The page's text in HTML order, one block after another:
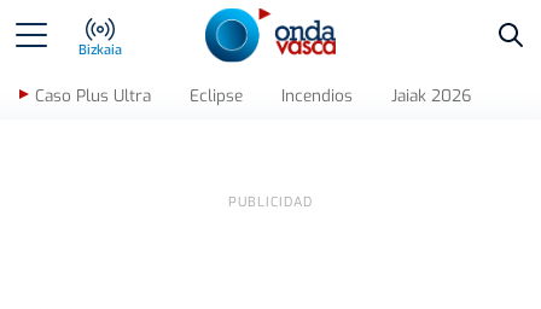
Bizkaia
Caso Plus Ultra Eclipse Incendios Jaiak 2026